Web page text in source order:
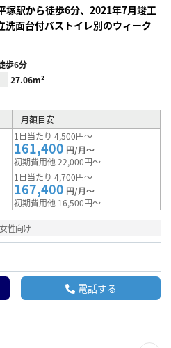
塚駅から徒歩6分、2021年7月竣工
洗面台付バストイレ別のウィーク
歩6分
27.06m²
月額目安
1日当たり 4,500円～
161,400 円/月～
初期費用他 22,000円～
1日当たり 4,700円～
167,400 円/月～
初期費用他 16,500円～
女性向け
電話する